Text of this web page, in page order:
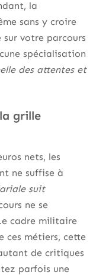
la
sans y croire
votre parcours
spécialisation
des attentes et
grille
nets, les
ne suffise à
suit
ne se
cadre militaire
ces métiers, cette
de critiques
parfois une